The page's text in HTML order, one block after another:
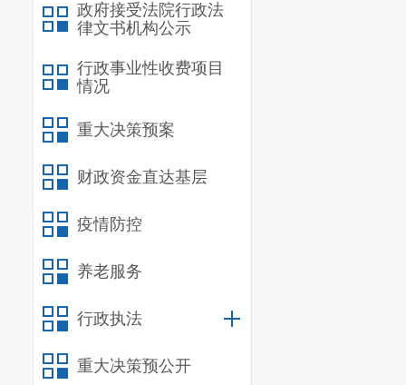
政府接受法院行政法
律文书机构公示
行政事业性收费项目
情况
重大决策预案
财政资金直达基层
疫情防控
养老服务
行政执法
重大决策预公开